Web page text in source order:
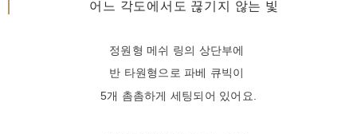
어느 각도에서도 끊기지 않는 빛
정원형 메쉬 링의 상단부에
반 타원형으로 파베 큐빅이
5개 촘촘하게 세팅되어 있어요.